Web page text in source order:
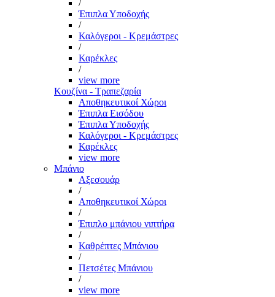
/
Έπιπλα Υποδοχής
/
Καλόγεροι - Κρεμάστρες
/
Καρέκλες
/
view more
Κουζίνα - Τραπεζαρία
Αποθηκευτικοί Χώροι
Έπιπλα Εισόδου
Έπιπλα Υποδοχής
Καλόγεροι - Κρεμάστρες
Καρέκλες
view more
Μπάνιο
Αξεσουάρ
/
Αποθηκευτικοί Χώροι
/
Έπιπλο μπάνιου νιπτήρα
/
Καθρέπτες Μπάνιου
/
Πετσέτες Μπάνιου
/
view more